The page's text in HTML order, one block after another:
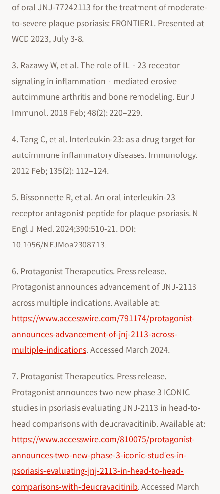
of oral JNJ-77242113 for the treatment of moderate-
to-severe plaque psoriasis: FRONTIER1. Presented at
WCD 2023, July 3-8.
3. Razawy W, et al. The role of IL‐23 receptor
signaling in inflammation‐mediated erosive
autoimmune arthritis and bone remodeling. Eur J
Immunol. 2018 Feb; 48(2): 220–229.
4. Tang C, et al. Interleukin-23: as a drug target for
autoimmune inflammatory diseases. Immunology.
2012 Feb; 135(2): 112–124.
5. Bissonnette R, et al. An oral interleukin-23–
receptor antagonist peptide for plaque psoriasis. N
Engl J Med. 2024;390:510-21. DOI:
10.1056/NEJMoa2308713.
6. Protagonist Therapeutics. Press release.
Protagonist announces advancement of JNJ-2113
across multiple indications. Available at:
https://www.accesswire.com/791174/protagonist-
announces-advancement-of-jnj-2113-across-
multiple-indications. Accessed March 2024.
7. Protagonist Therapeutics. Press release.
Protagonist announces two new phase 3 ICONIC
studies in psoriasis evaluating JNJ-2113 in head-to-
head comparisons with deucravacitinib. Available at:
https://www.accesswire.com/810075/protagonist-
announces-two-new-phase-3-iconic-studies-in-
psoriasis-evaluating-jnj-2113-in-head-to-head-
comparisons-with-deucravacitinib. Accessed March